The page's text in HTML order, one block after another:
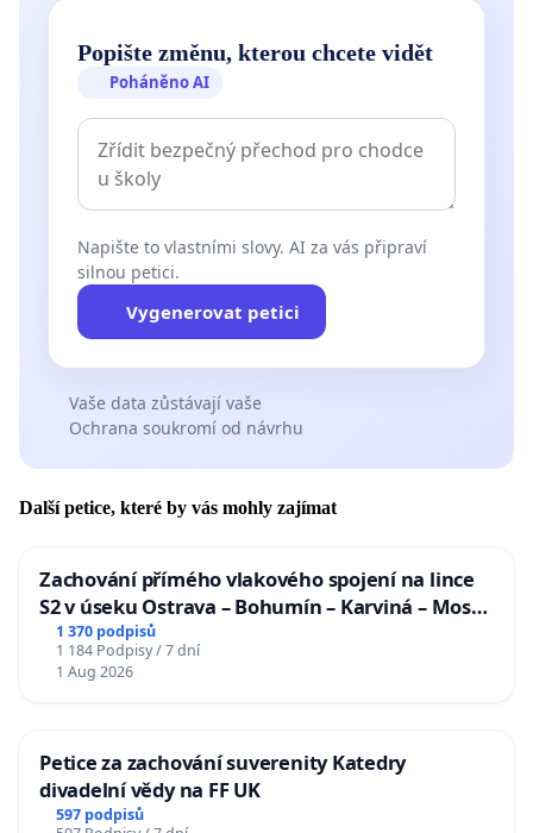
Popište změnu, kterou chcete vidět
Poháněno AI
Napište to vlastními slovy. AI za vás připraví
silnou petici.
Vygenerovat petici
Vaše data zůstávají vaše
Ochrana soukromí od návrhu
Další petice, které by vás mohly zajímat
Zachování přímého vlakového spojení na lince
S2 v úseku Ostrava – Bohumín – Karviná – Mosty
u Jablunkova
1 370 podpisů
1 184 Podpisy / 7 dní
1 Aug 2026
Petice za zachování suverenity Katedry
divadelní vědy na FF UK
597 podpisů